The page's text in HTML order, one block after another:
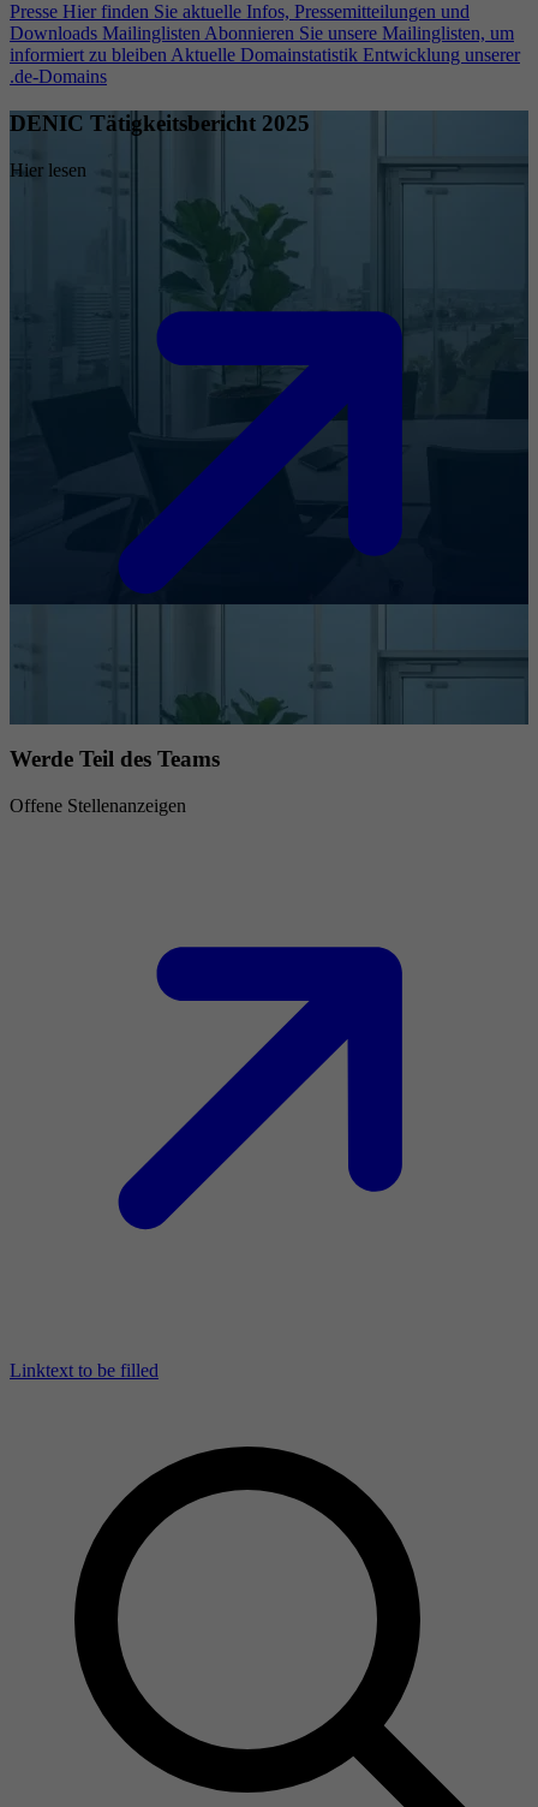
Presse Hier finden Sie aktuelle Infos, Pressemitteilungen und
Downloads Mailinglisten Abonnieren Sie unsere Mailinglisten, um
informiert zu bleiben Aktuelle Domainstatistik Entwicklung unserer
.de-Domains
DENIC Tätigkeitsbericht 2025
Hier lesen
Werde Teil des Teams
Offene Stellenanzeigen
Linktext to be filled